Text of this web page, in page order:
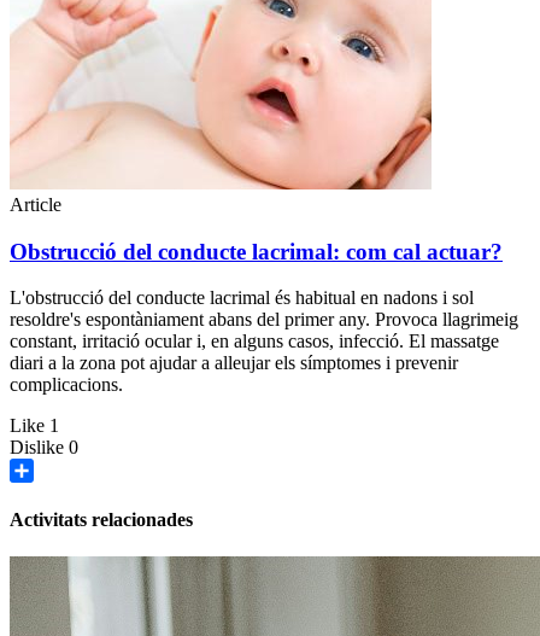
Article
Obstrucció del conducte lacrimal: com cal actuar?
L'obstrucció del conducte lacrimal és habitual en nadons i sol
resoldre's espontàniament abans del primer any. Provoca llagrimeig
constant, irritació ocular i, en alguns casos, infecció. El massatge
diari a la zona pot ajudar a alleujar els símptomes i prevenir
complicacions.
Like 1
Dislike 0
Activitats relacionades